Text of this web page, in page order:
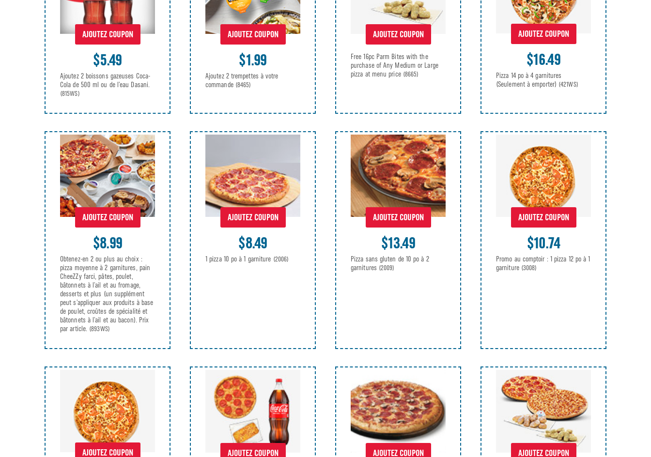
AJOUTEZ COUPON
$5.49
Ajoutez 2 boissons gazeuses Coca-
Cola de 500 ml ou de l’eau Dasani.
(815WS)
AJOUTEZ COUPON
$1.99
Ajoutez 2 trempettes à votre
commande (8465)
AJOUTEZ COUPON
Free 16pc Parm Bites with the
purchase of Any Medium or Large
pizza at menu price (8665)
AJOUTEZ COUPON
$16.49
Pizza 14 po à 4 garnitures
(Seulement à emporter) (421WS)
AJOUTEZ COUPON
$8.99
Obtenez-en 2 ou plus au choix :
pizza moyenne à 2 garnitures, pain
CheeZZy farci, pâtes, poulet,
bâtonnets à l’ail et au fromage,
desserts et plus (un supplément
peut s’appliquer aux produits à base
de poulet, croûtes de spécialité et
bâtonnets à l’ail et au bacon). Prix
par article. (893WS)
AJOUTEZ COUPON
$8.49
1 pizza 10 po à 1 garniture (2006)
AJOUTEZ COUPON
$13.49
Pizza sans gluten de 10 po à 2
garnitures (2009)
AJOUTEZ COUPON
$10.74
Promo au comptoir : 1 pizza 12 po à 1
garniture (3008)
AJOUTEZ COUPON AJOUTEZ COUPON AJOUTEZ COUPON AJOUTEZ COUPON